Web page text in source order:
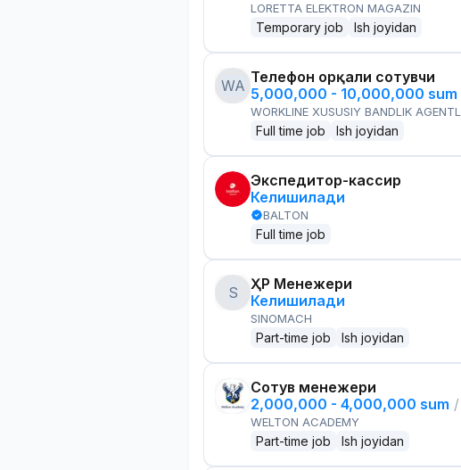
LORETTA ELEKTRON MAGAZIN
Temporary job Ish joyidan
WA Телефон орқали сотувчи
5,000,000 - 10,000,000 sum
WORKLINE XUSUSIY BANDLIK
Full time job Ish joyidan
Экспедитор-кассир
Келишилади
BALTON
Full time job
S
ҲР Менежери
Келишилади
SINOMACH
Part-time job Ish joyidan
Сотув менежери
2,000,000 - 4,000,000 sum /
WELTON ACADEMY
Part-time job Ish joyidan